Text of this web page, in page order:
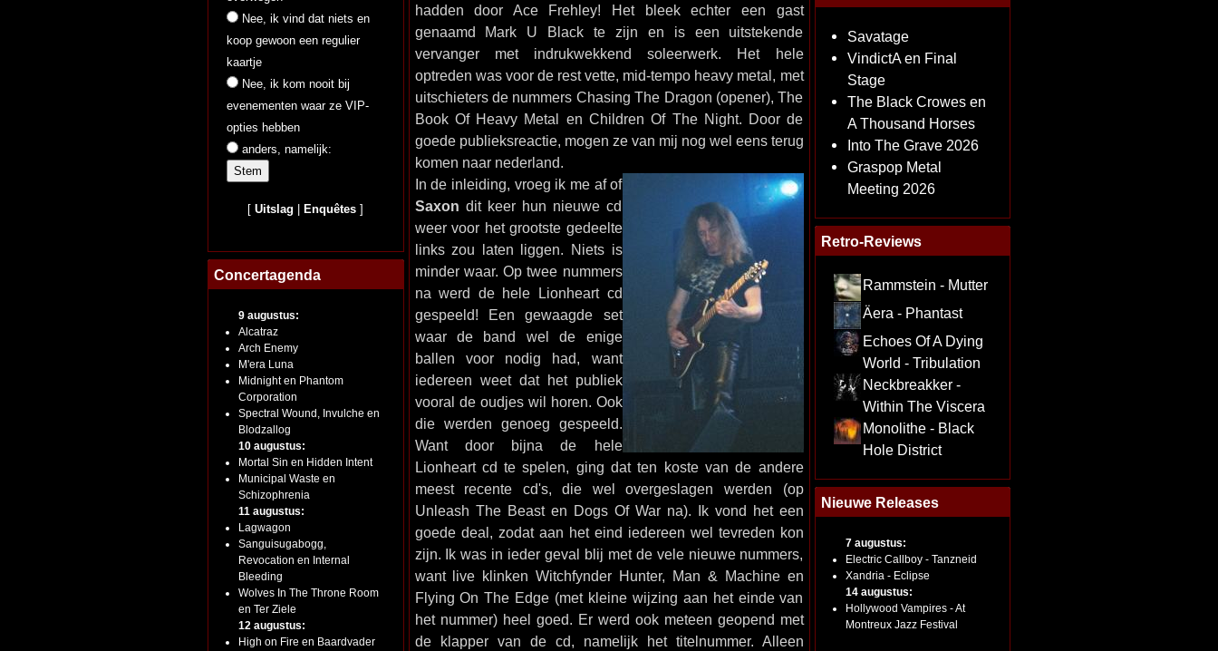
Nee, ik vind dat niets en
koop gewoon een regulier
kaartje
Nee, ik kom nooit bij
evenementen waar ze VIP-
opties hebben
anders, namelijk:
[Uitslag Enquêtes ]
Concertagenda
9 augustus:
Alcatraz
Arch Enemy
M'era Luna
Midnight en Phantom
Corporation
Spectral Wound, Invulche en
Blodzallog
10 augustus:
Mortal Sin en Hidden Intent
Municipal Waste en
Schizophrenia
11 augustus:
Lagwagon
Sanguisugabogg,
Revocation en Internal
Bleeding
Wolves In The Throne Room
en Ter Ziele
12 augustus:
High on Fire en Baardvader
hadden door Ace Frehley! Het bleek echter een gast
genaamd Mark U Black te zijn en is een uitstekende
vervanger met indrukwekkend soleerwerk. Het hele
optreden was voor de rest vette, mid-tempo heavy metal, met
uitschieters de nummers Chasing The Dragon (opener), The
Book Of Heavy Metal en Children Of The Night. Door de
goede publieksreactie, mogen ze van mij nog wel eens terug
komen naar nederland.
In de inleiding, vroeg ik me af of
Saxon dit keer hun nieuwe cd
weer voor het grootste gedeelte
links zou laten liggen. Niets is
minder waar. Op twee nummers
na werd de hele Lionheart cd
gespeeld! Een gewaagde set
waar de band wel de enige
ballen voor nodig had, want
iedereen weet dat het publiek
vooral de oudjes wil horen. Ook
die werden genoeg gespeeld.
Want door bijna de hele
Lionheart cd te spelen, ging dat ten koste van de andere
meest recente cd's, die wel overgeslagen werden (op
Unleash The Beast en Dogs Of War na). Ik vond het een
goede deal, zodat aan het eind iedereen wel tevreden kon
zijn. Ik was in ieder geval blij met de vele nieuwe nummers,
want live klinken Witchfynder Hunter, Man & Machine en
Flying On The Edge (met kleine wijzing aan het einde van
het nummer) heel goed. Er werd ook meteen geopend met
de klapper van de cd, namelijk het titelnummer. Alleen
Savatage
VindictA en Final
Stage
The Black Crowes en
A Thousand Horses
Into The Grave 2026
Graspop Metal
Meeting 2026
Retro-Reviews
Rammstein - Mutter
Äera - Phantast
Echoes Of A Dying
World - Tribulation
Neckbreakker -
Within The Viscera
Monolithe - Black
Hole District
Nieuwe Releases
7 augustus:
Electric Callboy - Tanzneid
Xandria - Eclipse
14 augustus:
Hollywood Vampires - At
Montreux Jazz Festival